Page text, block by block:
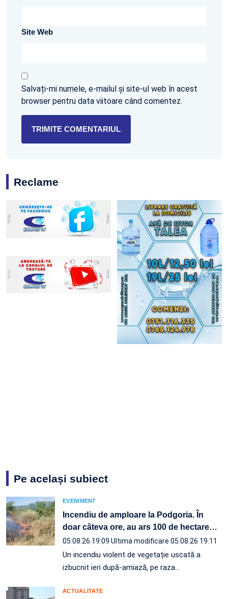
Site Web
Salvați-mi numele, e-mailul și site-ul web în acest
browser pentru data viitoare când comentez.
Reclame
Pe același subiect
EVENIMENT
Incendiu de amploare la Podgoria. În
doar câteva ore, au ars 100 de hectare…
05.08.26 19:09 Ultima modificare 05.08.26 19:11
Un incendiu violent de vegetație uscată a
izbucnit ieri după-amiază, pe raza…
ACTUALITATE